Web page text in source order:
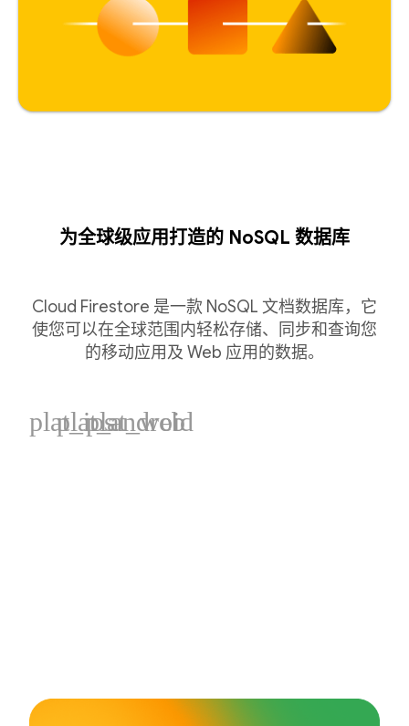
为全球级应用打造的 NoSQL 数据库
Cloud Firestore 是一款 NoSQL 文档数据库，它
使您可以在全球范围内轻松存储、同步和查询您
的移动应用及 Web 应用的数据。
plat_ios
plat_android
plat_web